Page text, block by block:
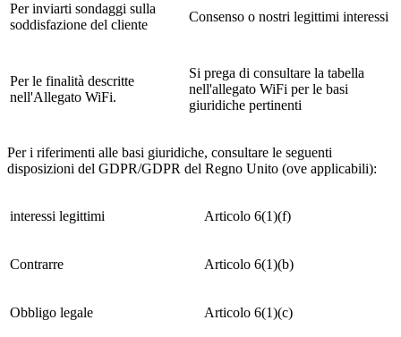
Per inviarti sondaggi sulla
soddisfazione del cliente
Consenso o nostri legittimi interessi
Per le finalità descritte
nell'Allegato WiFi.
Si prega di consultare la tabella
nell'allegato WiFi per le basi
giuridiche pertinenti
Per i riferimenti alle basi giuridiche, consultare le seguenti
disposizioni del GDPR/GDPR del Regno Unito (ove applicabili):
interessi legittimi Articolo 6(1)(f)
Contrarre Articolo 6(1)(b)
Obbligo legale Articolo 6(1)(c)